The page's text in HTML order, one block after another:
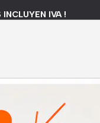
IVA !